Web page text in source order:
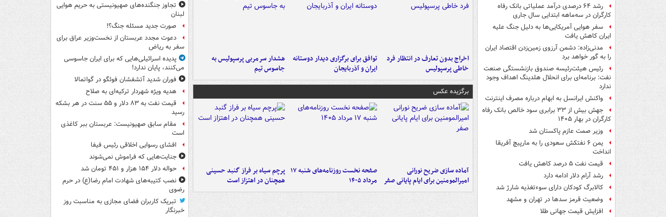
رشد ۶۴ درصدی درآمد عملیاتی بانک رفاه
کارگران در سه‌ماهه ابتدایی سال جاری
سفر هوایی آمریکایی‌ها به دلیل جنگ علیه
ایران کاهش یافت
مدنی‌زاده: دشمن آرزوی زمین‌زدن اقتصاد ایران
را به گور خواهد برد
رئیس هیئت‌رئیسه صندوق بازنشستگی صنعت
نفت: برنامه‌ای برای انحلال هلدینگ اهداف وجود
ندارد
واکنش ایرانسل به ابهام درباره مصرف اینترنت
جهش بیش از ۳۳ برابری سود خالص بانک رفاه
کارگران در بهار ۱۴۰۵
وزیر صمت عازم پاکستان شد
یمن ۶ نفتکش سعودی را به مارپیچ آفریقا
انداخت
قیمت نفت ۵ درصد کاهش یافت
رشد آرام دلار ادامه دارد
کالابرگ کودکان دارای سوءتغذیه شارژ شد
وضعیت قرمز سدها در تهران و مشهد
افزایش قیمت جهانی طلا
اخراج بدون تعارف در انتظار فرد
خاطی پرسپولیس
توافق برای برگزاری دیدار دوستانه
ایران و آذربایجان
هشدار سرمربی پرسپولیس به
جاسوس تیم
برگزیده عکس
آماده سازی ضریح نورانی
امیرالمومنین برای ایام پایانی صفر
صفحه نخست روزنامه‌های شنبه ۱۷
مرداد ۱۴۰۵
پرچم سیاه بر فراز گنبد حسینی
همچنان در اهتزاز است
تجاوز جنگنده‌های صهیونیستی به حریم هوایی
لبنان
صورت جدید مسئله جنگ؟!
دعوت مجدد عربستان از نخست‌وزیر عراق برای
سفر به ریاض
پدیده اسرائیلی‌هایی که برای ایران جاسوسی
می‌کنند، پایان ندارد!
فوران شدید آتشفشان فوئگو در گواتمالا
هدیه ویژه شهردار ترکیه‌ای به صلاح
قیمت نفت به ۸۳ دلار و ۵۵ سنت در هر بشکه
رسید
مقام سابق صهیونیست: عربستان ببر کاغذی
است
افشای رسوایی اخلاقی رئیس فیفا
جنایت‌هایی که فراموش نمی‌شوند
حواله دلار ۱۵۴ هزار و ۴۵۱ تومان شد
نصب کتیبه‌های شهادت امام رضا(ع) در حرم
رضوی
تبریک کاربران فضای مجازی به مناسبت روز
خبرنگار